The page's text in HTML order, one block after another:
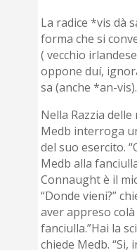
La radice *vis dà
forma che si
( vecchio
oppone duí,
sa (anche *an-vis).
Nella Razzia
Medb interroga
del suo esercito.
Medb alla
Connaught è il
“Donde vieni?”
aver appreso colà
fanciulla.”Hai la
chiede Medb. “Si,